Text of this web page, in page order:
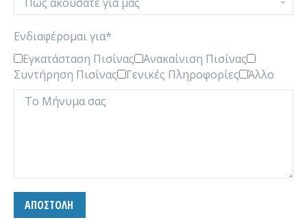
Ενδιαφέρομαι για*
Εγκατάσταση Πισίνας
Ανακαίνιση Πισίνας
Συντήρηση Πισίνας
Γενικές Πληροφορίες Άλλο